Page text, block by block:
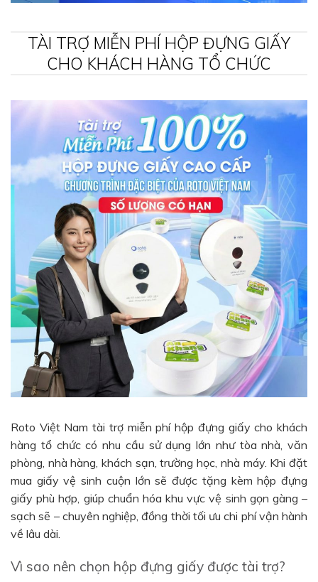
TÀI TRỢ MIỄN PHÍ HỘP ĐỰNG GIẤY
CHO KHÁCH HÀNG TỔ CHỨC
Roto Việt Nam tài trợ miễn phí hộp đựng giấy cho khách
hàng tổ chức có nhu cầu sử dụng lớn như tòa nhà, văn
phòng, nhà hàng, khách sạn, trường học, nhà máy. Khi đặt
mua giấy vệ sinh cuộn lớn sẽ được tặng kèm hộp đựng
giấy phù hợp, giúp chuẩn hóa khu vực vệ sinh gọn gàng –
sạch sẽ – chuyên nghiệp, đồng thời tối ưu chi phí vận hành
về lâu dài.
Vì sao nên chọn hộp đựng giấy được tài trợ?